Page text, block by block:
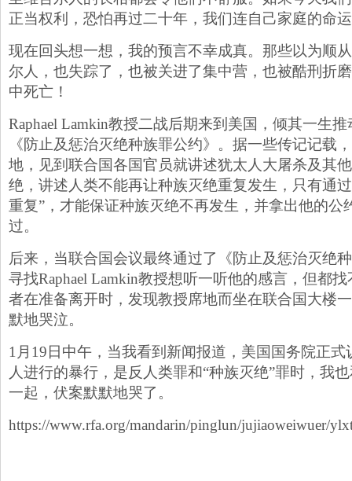
正当权利，恐怕再过二十年，我们连自己家庭的命
现在回头想一想，我的预言不幸成真。那些以为顺
尔人，也失踪了，也被关进了集中营，也被酷刑折
中死亡！
Raphael Lamkin教授二战后期来到美国，倾其一生
《防止及惩治灭绝种族罪公约》。据一些传记记载
地，见到联合国各国官员就讲述犹太人大屠杀及其
绝，讲述人类不能再让种族灭绝重复发生，只有通
重复”，才能保证种族灭绝不再发生，并拿出他的公
过。
后来，当联合国会议最终通过了《防止及惩治灭绝
寻找Raphael Lamkin教授想听一听他的感言，但都
者在准备离开时，发现教授席地而坐在联合国大楼
默地哭泣。
1月19日中午，当我看到新闻报道，美国国务院正
人进行的暴行，是反人类罪和“种族灭绝”罪时，我
一起，伏案默默地哭了。
https://www.rfa.org/mandarin/pinglun/jujiaoweiwuer/